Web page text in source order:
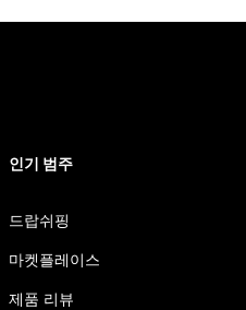
인기 범주
드랍쉬핑
마켓플레이스
제품 리뷰